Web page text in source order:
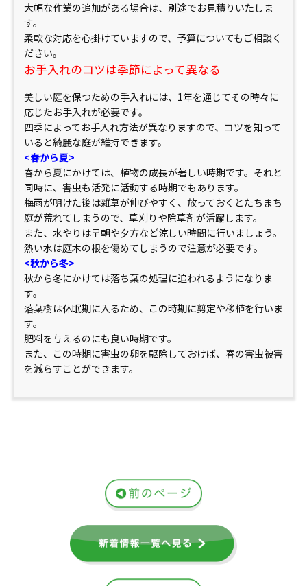
大幅な作業の追加がある場合は、別途でお見積りいたしま
す。
柔軟な対応を心掛けていますので、予算についてもご相談く
ださい。
お手入れのコツは季節によって異なる
美しい庭を保つための手入れには、1年を通じてその時々に
応じたお手入れが必要です。
四季によってお手入れ方法が異なりますので、コツを知って
いると綺麗な庭が維持できます。
<春から夏>
春から夏にかけては、植物の成長が著しい時期です。それと
同時に、害虫も活発に活動する時期でもあります。
梅雨が明けた後は雑草が伸びやすく、放っておくとたちまち
庭が荒れてしまうので、草刈りや除草剤が活躍します。
また、水やりは早朝や夕方など涼しい時間に行いましょう。
熱い水は庭木の根を傷めてしまうので注意が必要です。
<秋から冬>
秋から冬にかけては落ち葉の処理に追われるようになりま
す。
落葉樹は休眠期に入るため、この時期に剪定や移植を行いま
す。
肥料を与えるのにも良い時期です。
また、この時期に害虫の卵を駆除しておけば、春の害虫被害
を減らすことができます。